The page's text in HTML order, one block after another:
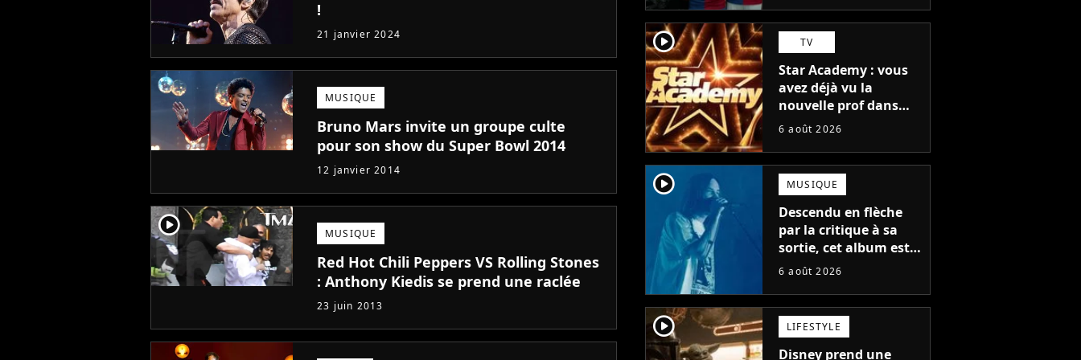
!
21 janvier 2024
MUSIQUE
Bruno Mars invite un groupe culte
pour son show du Super Bowl 2014
12 janvier 2014
player2 MUSIQUE
Red Hot Chili Peppers VS Rolling Stones
: Anthony Kiedis se prend une raclée
23 juin 2013
player2 TV
Star Academy : vous
avez déjà vu la
nouvelle prof dans
The Voice et aux
6 août 2026
player2 MUSIQUE
Descendu en flèche
par la critique à sa
sortie, cet album est
en train de devenir le
auteur
6 août 2026
player2 LIFESTYLE
Disney prend une